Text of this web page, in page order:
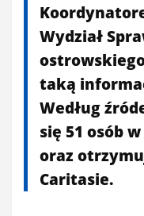
Wydział
taką
Według
się 51 osób
oraz
Caritasie.